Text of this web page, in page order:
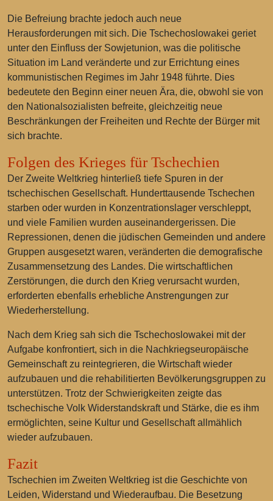
Die Befreiung brachte jedoch auch neue
Herausforderungen mit sich. Die Tschechoslowakei geriet
unter den Einfluss der Sowjetunion, was die politische
Situation im Land veränderte und zur Errichtung eines
kommunistischen Regimes im Jahr 1948 führte. Dies
bedeutete den Beginn einer neuen Ära, die, obwohl sie von
den Nationalsozialisten befreite, gleichzeitig neue
Beschränkungen der Freiheiten und Rechte der Bürger mit
sich brachte.
Folgen des Krieges für Tschechien
Der Zweite Weltkrieg hinterließ tiefe Spuren in der
tschechischen Gesellschaft. Hunderttausende Tschechen
starben oder wurden in Konzentrationslager verschleppt,
und viele Familien wurden auseinandergerissen. Die
Repressionen, denen die jüdischen Gemeinden und andere
Gruppen ausgesetzt waren, veränderten die demografische
Zusammensetzung des Landes. Die wirtschaftlichen
Zerstörungen, die durch den Krieg verursacht wurden,
erforderten ebenfalls erhebliche Anstrengungen zur
Wiederherstellung.
Nach dem Krieg sah sich die Tschechoslowakei mit der
Aufgabe konfrontiert, sich in die Nachkriegseuropäische
Gemeinschaft zu reintegrieren, die Wirtschaft wieder
aufzubauen und die rehabilitierten Bevölkerungsgruppen zu
unterstützen. Trotz der Schwierigkeiten zeigte das
tschechische Volk Widerstandskraft und Stärke, die es ihm
ermöglichten, seine Kultur und Gesellschaft allmählich
wieder aufzubauen.
Fazit
Tschechien im Zweiten Weltkrieg ist die Geschichte von
Leiden, Widerstand und Wiederaufbau. Die Besetzung